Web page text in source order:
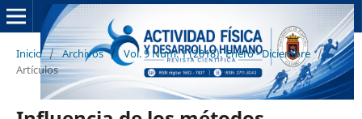
Inicio / Archivos / Vol. 9 Núm. 1 (2018): Enero - Diciembre /
Artículos